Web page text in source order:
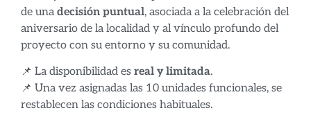
de una decisión puntual, asociada a la celebración del
aniversario de la localidad y al vínculo profundo del
proyecto con su entorno y su comunidad.
📌 La disponibilidad es real y limitada.
📌 Una vez asignadas las 10 unidades funcionales, se
restablecen las condiciones habituales.